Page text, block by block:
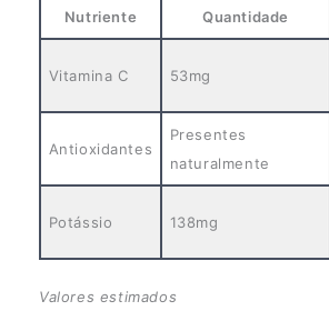
Nutriente Quantidade
Vitamina C 53mg
Antioxidantes
Presentes
naturalmente
Potássio 138mg
Valores estimados